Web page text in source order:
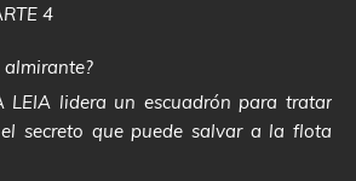
4
almirante?
LEIA lidera un escuadrón para tratar
secreto que puede salvar a la flota